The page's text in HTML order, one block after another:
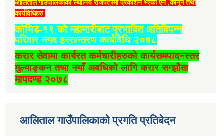
आलिताल गाउँपालिकाको स्थानिय राजपत्रमा प्रकाशन भएका ऐन ,कानुन तथा
कार्यविधिहरु
कोभिड-१९ को महामारीबाट प्रभावित अतिविपन्न
परिवार नगद हस्तान्तरण कार्यविधि २०७८
करार सेवामा कार्यरत कर्मचारीहरुको कार्यसमपादनस्तर
मुल्याङ्कन तथा नयाँ अवधिको लागि करार सम्झौता
मापदण्ड २०७८
आलिताल गाउँपालिकाको प्रगति प्रतिबेदन